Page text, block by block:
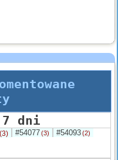
dni
(3) #54077(3) #54093(2)